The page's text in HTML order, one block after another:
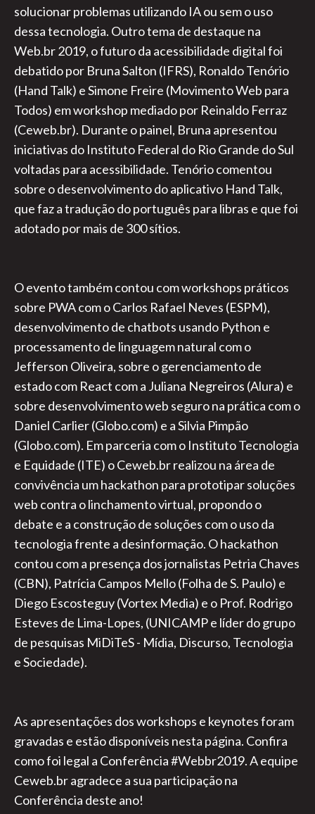
solucionar problemas utilizando IA ou sem o uso
dessa tecnologia. Outro tema de destaque na
Web.br 2019, o futuro da acessibilidade digital foi
debatido por Bruna Salton (IFRS), Ronaldo Tenório
(Hand Talk) e Simone Freire (Movimento Web para
Todos) em workshop mediado por Reinaldo Ferraz
(Ceweb.br). Durante o painel, Bruna apresentou
iniciativas do Instituto Federal do Rio Grande do Sul
voltadas para acessibilidade. Tenório comentou
sobre o desenvolvimento do aplicativo Hand Talk,
que faz a tradução do português para libras e que foi
adotado por mais de 300 sítios.
O evento também contou com workshops práticos
sobre PWA com o Carlos Rafael Neves (ESPM),
desenvolvimento de chatbots usando Python e
processamento de linguagem natural com o
Jefferson Oliveira, sobre o gerenciamento de
estado com React com a Juliana Negreiros (Alura) e
sobre desenvolvimento web seguro na prática com o
Daniel Carlier (Globo.com) e a Silvia Pimpão
(Globo.com). Em parceria com o Instituto Tecnologia
e Equidade (ITE) o Ceweb.br realizou na área de
convivência um hackathon para prototipar soluções
web contra o linchamento virtual, propondo o
debate e a construção de soluções com o uso da
tecnologia frente a desinformação. O hackathon
contou com a presença dos jornalistas Petria Chaves
(CBN), Patrícia Campos Mello (Folha de S. Paulo) e
Diego Escosteguy (Vortex Media) e o Prof. Rodrigo
Esteves de Lima-Lopes, (UNICAMP e líder do grupo
de pesquisas MiDiTeS - Mídia, Discurso, Tecnologia
e Sociedade).
As apresentações dos workshops e keynotes foram
gravadas e estão disponíveis nesta página. Confira
como foi legal a Conferência #Webbr2019. A equipe
Ceweb.br agradece a sua participação na
Conferência deste ano!